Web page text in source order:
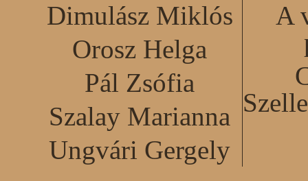
Dimulász Miklós
Orosz Helga
Pál Zsófia
Szalay Marianna
Ungvári Gergely
A